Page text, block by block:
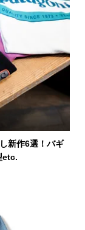
新作6選！バギ
etc.